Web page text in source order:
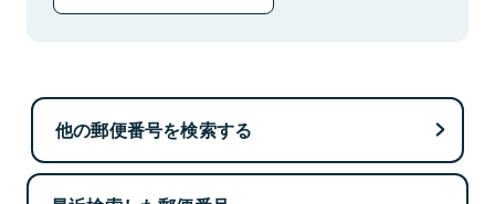
他の郵便番号を検索する